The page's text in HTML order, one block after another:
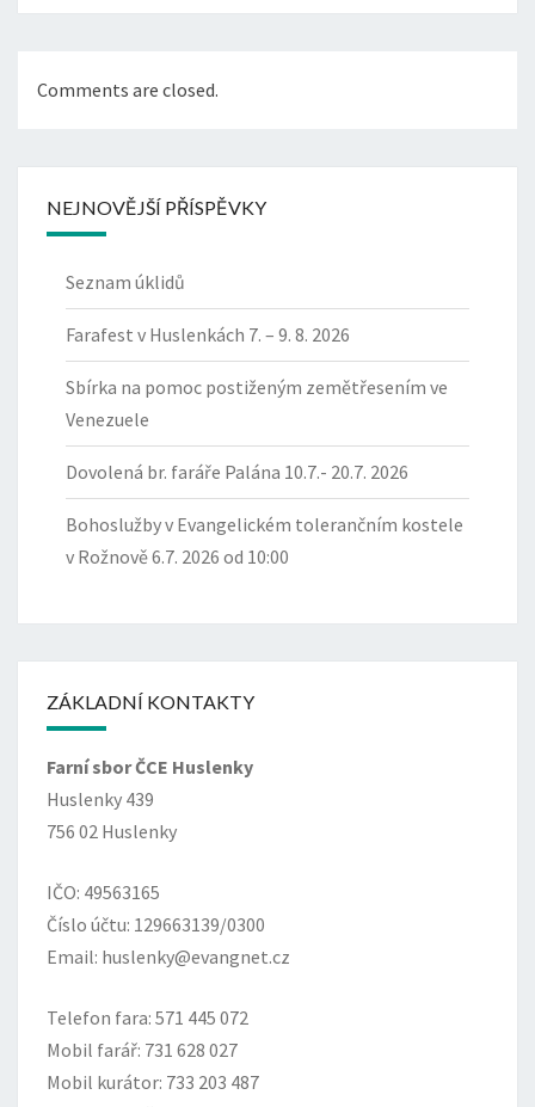
Comments are closed.
NEJNOVĚJŠÍ PŘÍSPĚVKY
Seznam úklidů
Farafest v Huslenkách 7. – 9. 8. 2026
Sbírka na pomoc postiženým zemětřesením ve
Venezuele
Dovolená br. faráře Palána 10.7.- 20.7. 2026
Bohoslužby v Evangelickém tolerančním kostele
v Rožnově 6.7. 2026 od 10:00
ZÁKLADNÍ KONTAKTY
Farní sbor ČCE Huslenky
Huslenky 439
756 02 Huslenky
IČO: 49563165
Číslo účtu: 129663139/0300
Email: huslenky@evangnet.cz
Telefon fara: 571 445 072
Mobil farář: 731 628 027
Mobil kurátor: 733 203 487